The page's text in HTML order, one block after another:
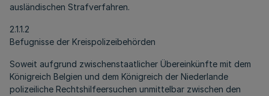
ausländischen Strafverfahren.
2.1.1.2
Befugnisse der Kreispolizeibehörden
Soweit aufgrund zwischenstaatlicher Übereinkünfte mit dem
Königreich Belgien und dem Königreich der Niederlande
polizeiliche Rechtshilfeersuchen unmittelbar zwischen den